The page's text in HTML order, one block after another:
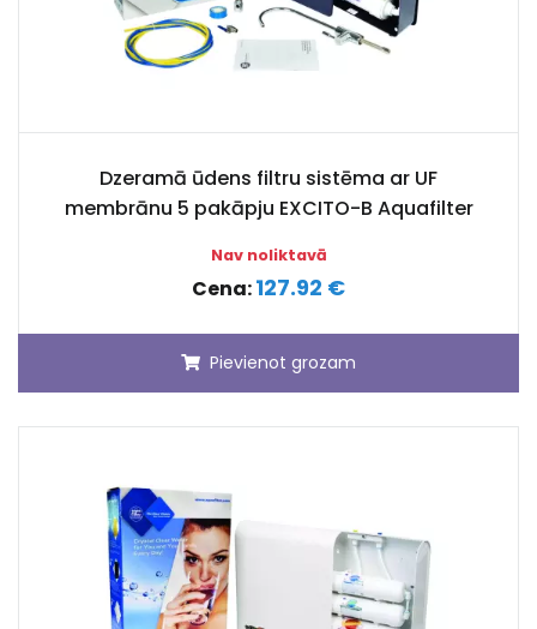
Dzeramā ūdens filtru sistēma ar UF
membrānu 5 pakāpju EXCITO-B Aquafilter
Nav noliktavā
Cena:127.92 €
Pievienot grozam